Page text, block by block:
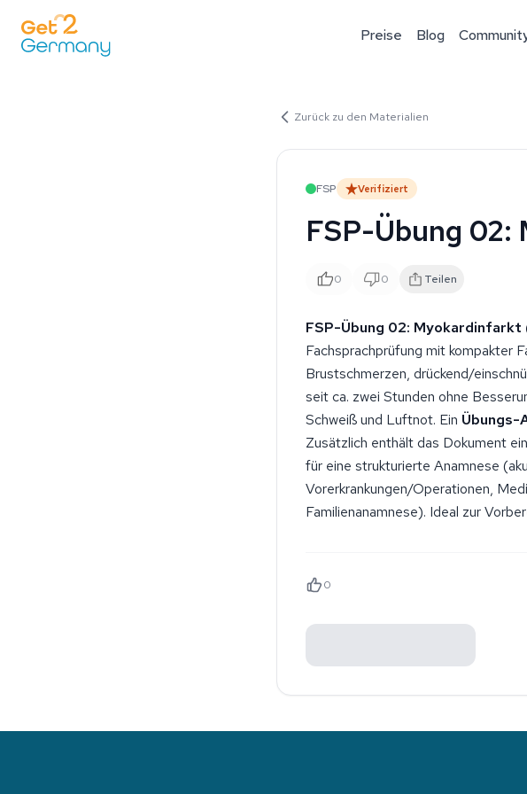
Preise Blog
Zurück zu den Materialien
FSP Verifiziert
FSP-Übung
0 0 Teilen
FSP-Übung 02: Myokardinfarkt
Fachsprachprüfung mit kompakter
Brustschmerzen, drückend/
seit ca. zwei Stunden ohne
Schweiß und Luftnot. Ein Übungs-
Zusätzlich enthält das Dokument
für eine strukturierte Anamnese
Vorerkrankungen/Operationen,
Familienanamnese). Ideal zur
0